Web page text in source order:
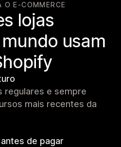
O E-COMMERCE
lojas
usam
regulares e sempre
mais recentes da
de pagar